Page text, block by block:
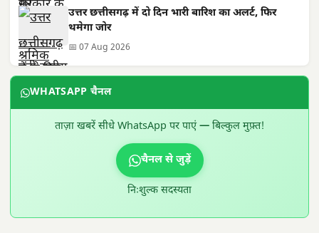
उत्तर छत्तीसगढ़ में दो दिन भारी बारिश का अलर्ट, फिर
थमेगा जोर
📅 07 Aug 2026
WHATSAPP चैनल
ताज़ा खबरें सीधे WhatsApp पर पाएं — बिल्कुल मुफ़्त!
चैनल से जुड़ें
निःशुल्क सदस्यता